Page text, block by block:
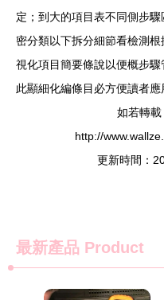
定；到大的項目表不同側步
密分類以下拆分細節看檢測
視化項目簡要條說以便概步
此顯細化編條目必方便讀者應
如若轉載
http://
更新時間：
最新產品 Product